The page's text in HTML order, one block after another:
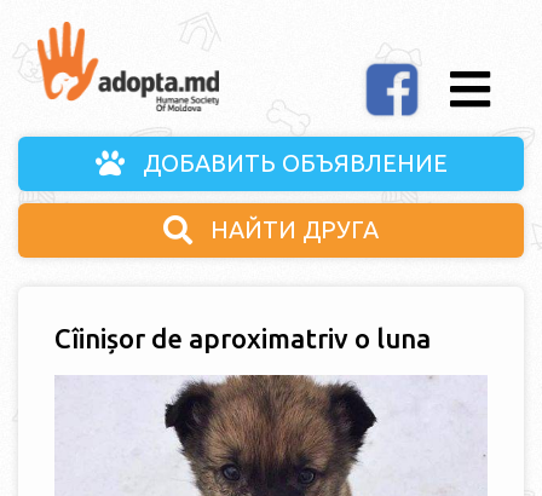
ДОБАВИТЬ ОБЪЯВЛЕНИЕ
НАЙТИ ДРУГА
Cîinișor de aproximatriv o luna